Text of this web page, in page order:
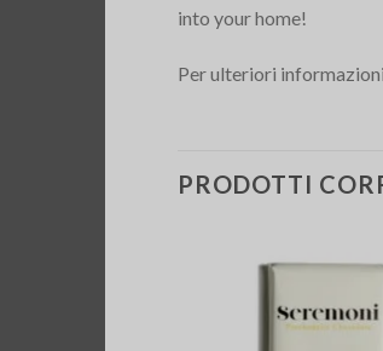
into your home!
Per ulteriori
PRODOTTI